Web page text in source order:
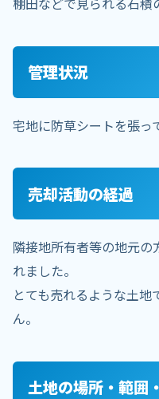
管理状況
宅地に防草シートを張っ
売却活動の経過
隣接地所有者等の地元の
れました。
とても売れるような土
ん。
土地の場所・範囲